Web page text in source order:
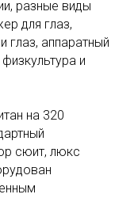
разные виды
для глаз,
глаз, аппаратный
и
на 320
сюит, люкс